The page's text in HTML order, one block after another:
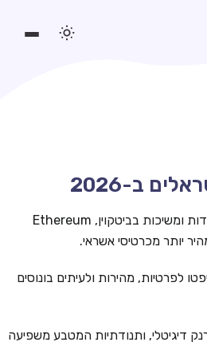
ב-2026
קזינו קריפטו מאפשרים הפקדות ומשיכות בביטקוין, Ethereum
יותר מכרטיסי אשראי.
לפרטיות, מהירות ולעיתים בונוסים
דיגיטלי, ותנודתיות המטבע משפיעה